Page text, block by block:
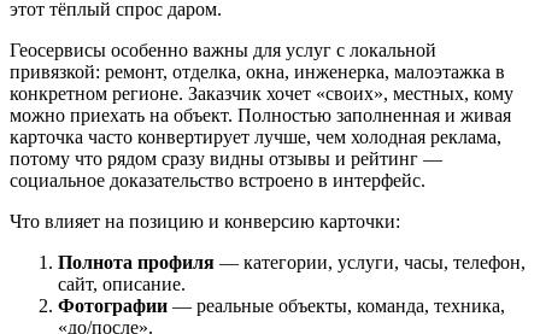
этот тёплый спрос даром.
Геосервисы особенно важны для услуг с локальной
привязкой: ремонт, отделка, окна, инженерка, малоэтажка в
конкретном регионе. Заказчик хочет «своих», местных, кому
можно приехать на объект. Полностью заполненная и живая
карточка часто конвертирует лучше, чем холодная реклама,
потому что рядом сразу видны отзывы и рейтинг —
социальное доказательство встроено в интерфейс.
Что влияет на позицию и конверсию карточки:
Полнота профиля — категории, услуги, часы, телефон,
сайт, описание.
Фотографии — реальные объекты, команда, техника,
«до/после».